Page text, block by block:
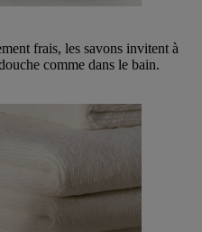
frais, les savons invitent à
comme dans le bain.